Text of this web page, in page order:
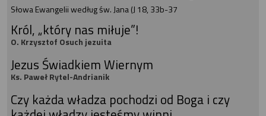
Słowa Ewangelii według św. Jana (J 18, 33b-37
Król, „który nas miłuje”!
O. Krzysztof Osuch jezuita
Jezus Świadkiem Wiernym
Ks. Paweł Rytel-Andrianik
Czy każda władza pochodzi od Boga i czy